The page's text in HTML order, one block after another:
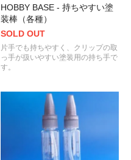
HOBBY BASE - 持ちやすい塗
装棒（各種）
SOLD OUT
片手でも持ちやすく、クリップの取
っ手が扱いやすい塗装用の持ち手で
す。